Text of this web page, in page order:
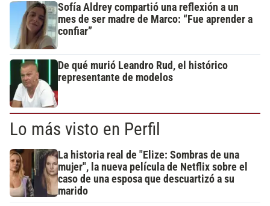
Sofía Aldrey compartió una reflexión a un
mes de ser madre de Marco: “Fue aprender a
confiar”
De qué murió Leandro Rud, el histórico
representante de modelos
Lo más visto en Perfil
La historia real de "Elize: Sombras de una
mujer", la nueva película de Netflix sobre el
caso de una esposa que descuartizó a su
marido